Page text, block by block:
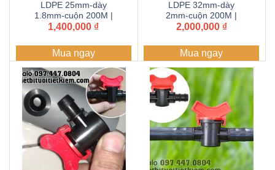
LDPE 25mm-dày
1.8mm-cuộn 200M |
ống, dây tưới PE BIMI
năm
1,400,000 ₫
Mua ngay
LDPE 32mm-dày
2mm-cuộn 200M |
ống, dây tưới PE BIMI
năm
2,000,000 ₫
Mua ngay